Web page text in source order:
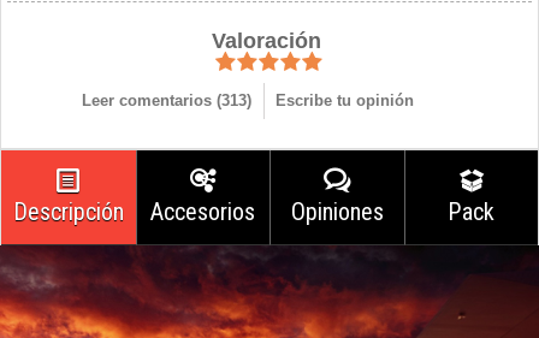
Valoración
Leer comentarios (313) Escribe tu opinión
Descripción Accesorios Opiniones Pack